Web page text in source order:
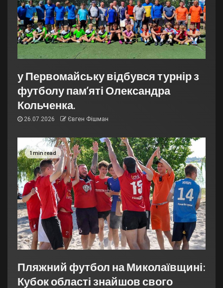
у Первомайську відбувся турнір з
футболу пам’яті Олександра
Кольченка.
26.07.2026 Євген Фішман
1 min read
Пляжний футбол на Миколаївщині:
Кубок області знайшов свого